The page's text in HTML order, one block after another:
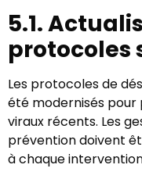
5.1.
protocoles
Les protocoles de
été modernisés
viraux récents. Les
prévention doivent
à chaque